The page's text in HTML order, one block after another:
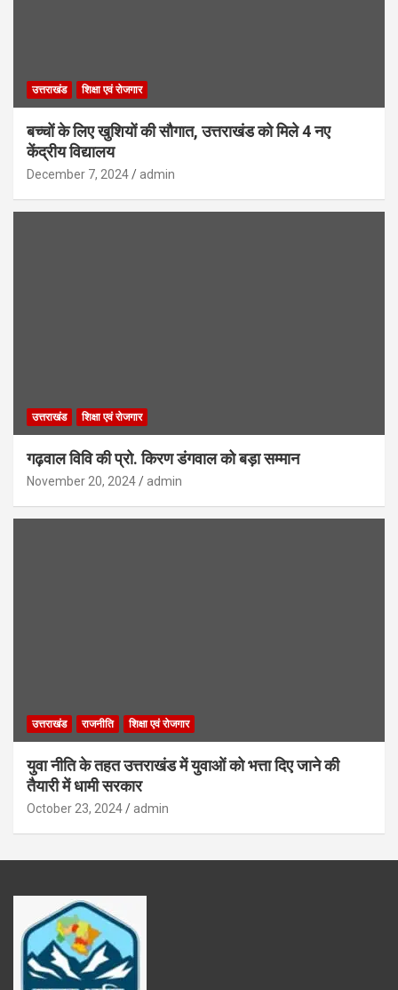
उत्तराखंड शिक्षा एवं रोजगार
बच्चों के लिए खुशियों की सौगात, उत्तराखंड को मिले 4 नए
केंद्रीय विद्यालय
December 7, 2024 admin
उत्तराखंड शिक्षा एवं रोजगार
गढ़वाल विवि की प्रो. किरण डंगवाल को बड़ा सम्मान
November 20, 2024 admin
उत्तराखंड राजनीति शिक्षा एवं रोजगार
युवा नीति के तहत उत्तराखंड में युवाओं को भत्ता दिए जाने की
तैयारी में धामी सरकार
October 23, 2024 admin